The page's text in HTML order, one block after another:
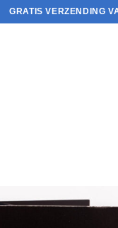
GRATIS VERZENDING